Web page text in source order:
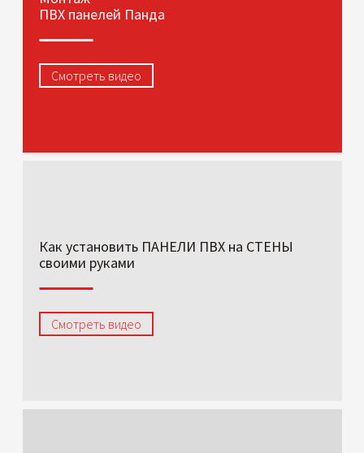
ПВХ панелей Панда
Смотреть видео
Как установить ПАНЕЛИ ПВХ на СТЕНЫ
своими руками
Смотреть видео